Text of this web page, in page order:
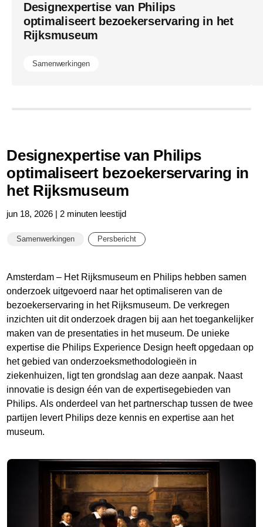
Designexpertise van Philips
optimaliseert bezoekerservaring in het
Rijksmuseum
Samenwerkingen
Designexpertise van Philips
optimaliseert bezoekerservaring in
het Rijksmuseum
jun 18, 2026 | 2 minuten leestijd
Samenwerkingen Persbericht
Amsterdam – Het Rijksmuseum en Philips hebben samen
onderzoek uitgevoerd naar het optimaliseren van de
bezoekerservaring in het Rijksmuseum. De verkregen
inzichten uit dit onderzoek dragen bij aan het toegankelijker
maken van de presentaties in het museum. De unieke
expertise die Philips Experience Design heeft opgedaan op
het gebied van onderzoeksmethodologieën in
ziekenhuizen, ligt ten grondslag aan deze aanpak. Naast
innovatie is design één van de expertisegebieden van
Philips. Als onderdeel van het partnerschap tussen de twee
partijen levert Philips deze kennis en expertise aan het
museum.